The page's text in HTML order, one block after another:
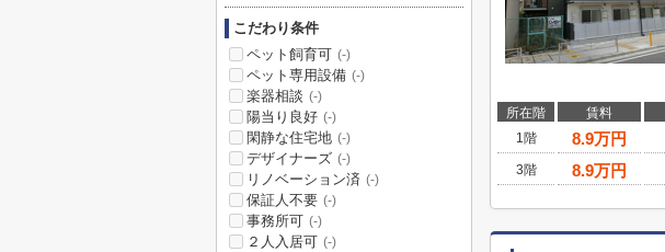
所在階 賃料
1階
8.9万円
3階
8.9万円
こだわり条件
ペット飼育可 (-)
ペット専用設備 (-)
楽器相談 (-)
陽当り良好 (-)
閑静な住宅地 (-)
デザイナーズ (-)
リノベーション済 (-)
保証人不要 (-)
事務所可 (-)
２人入居可 (-)